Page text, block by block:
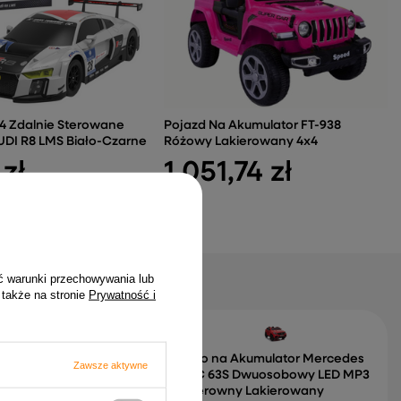
Zdalnie Sterowane
R8 LMS Biało-Czarne
Pojazd Na Akumulator FT-938
Różowy Lakierowany 4x4
1 051,74 zł
Auto na Akumulator Mercedes
GLC 63S Dwuosobowy LED MP3
Czerowny Lakierowany
warunki przechowywania lub
na stronie Prywatność i
Zawsze aktywne